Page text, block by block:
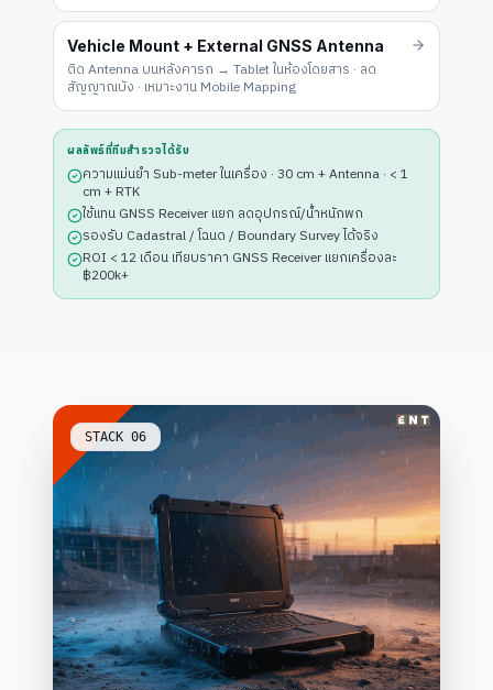
Vehicle Mount + External GNSS Antenna
ติด Antenna บนหลังคารถ → Tablet ในห้องโดยสาร · ลด
สัญญาณบัง · เหมาะงาน Mobile Mapping
ผลลัพธ์ที่ทีมสำรวจได้รับ
ความแม่นยำ Sub-meter ในเครื่อง · 30 cm + Antenna · < 1
cm + RTK
ใช้แทน GNSS Receiver แยก ลดอุปกรณ์/น้ำหนักพก
รองรับ Cadastral / โฉนด / Boundary Survey ได้จริง
ROI < 12 เดือน เทียบราคา GNSS Receiver แยกเครื่องละ
฿200k+
STACK 06